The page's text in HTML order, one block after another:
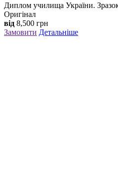
Диплом училища України.
Оригінал
від 8,500 грн
Замовити Детальніше